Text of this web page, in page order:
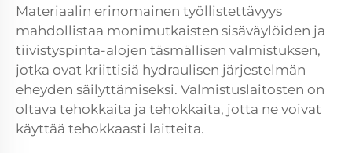
Materiaalin erinomainen työllistettävyys
mahdollistaa monimutkaisten sisäväylöiden ja
tiivistyspinta-alojen täsmällisen valmistuksen,
jotka ovat kriittisiä hydraulisen järjestelmän
eheyden säilyttämiseksi. Valmistuslaitosten on
oltava tehokkaita ja tehokkaita, jotta ne voivat
käyttää tehokkaasti laitteita.